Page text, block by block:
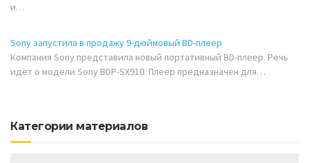
и…
Sony запустила в продажу 9-дюймовый BD-плеер
Компания Sony представила новый портативный BD-плеер. Речь
идет о модели Sony BDP-SX910. Плеер предназначен для…
Категории материалов